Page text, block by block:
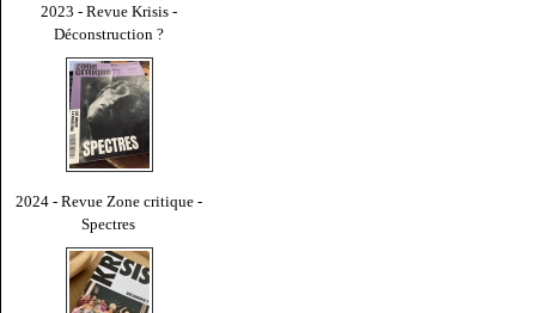
2023 - Revue Krisis -
Déconstruction ?
2024 - Revue Zone critique -
Spectres